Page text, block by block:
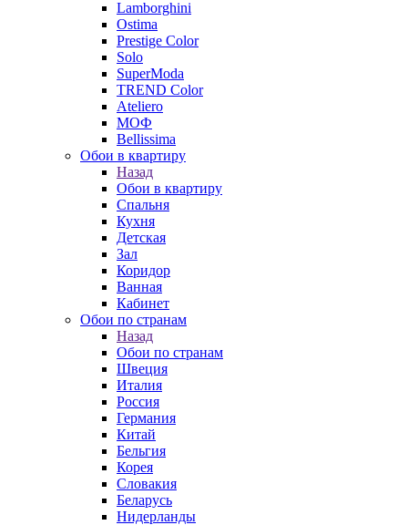
Lamborghini
Ostima
Prestige Color
Solo
SuperModa
TREND Color
Ateliero
МОФ
Bellissima
Обои в квартиру
Назад
Обои в квартиру
Спальня
Кухня
Детская
Зал
Коридор
Ванная
Кабинет
Обои по странам
Назад
Обои по странам
Швеция
Италия
Россия
Германия
Китай
Бельгия
Корея
Словакия
Беларусь
Нидерланды